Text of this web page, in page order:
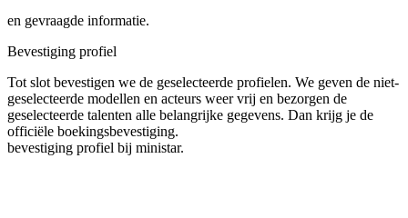
en gevraagde informatie.
Bevestiging profiel
Tot slot bevestigen we de geselecteerde profielen. We geven de niet-
geselecteerde modellen en acteurs weer vrij en bezorgen de
geselecteerde talenten alle belangrijke gegevens. Dan krijg je de
officiële boekingsbevestiging.
bevestiging profiel bij ministar.